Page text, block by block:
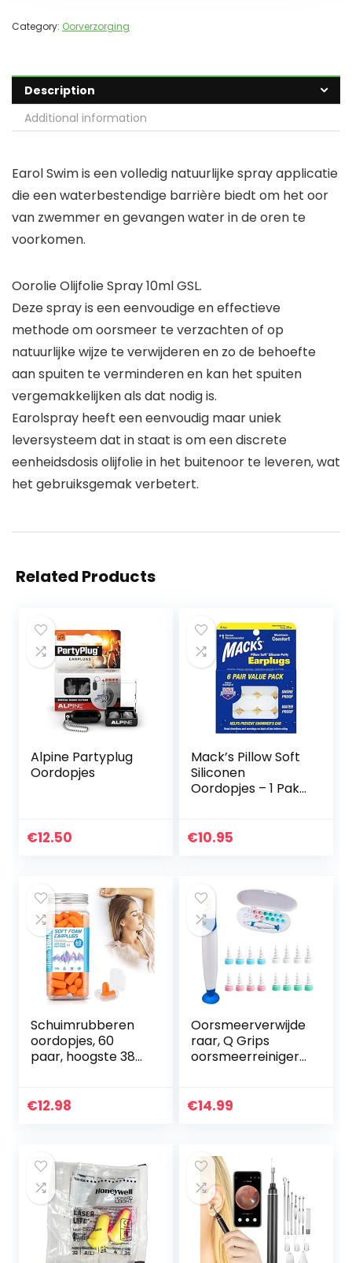
Category: Oorverzorging
Description
Additional information
Earol Swim is een volledig natuurlijke spray applicatie
die een waterbestendige barrière biedt om het oor
van zwemmer en gevangen water in de oren te
voorkomen.
Oorolie Olijfolie Spray 10ml GSL.
Deze spray is een eenvoudige en effectieve
methode om oorsmeer te verzachten of op
natuurlijke wijze te verwijderen en zo de behoefte
aan spuiten te verminderen en kan het spuiten
vergemakkelijken als dat nodig is.
Earolspray heeft een eenvoudig maar uniek
leversysteem dat in staat is om een discrete
eenheidsdosis olijfolie in het buitenoor te leveren, wat
het gebruiksgemak verbetert.
Related Products
Alpine Partyplug
Oordopjes
€12.50
Mack’s Pillow Soft
Siliconen
Oordopjes – 1 Pak
€10.95
Schuimrubberen
oordopjes, 60
paar, hoogste 38
gehoorbeschermi
€12.98
Oorsmeerverwijde
raar, Q Grips
oorsmeerreinigers,
oorreiniger, zachte
€14.99